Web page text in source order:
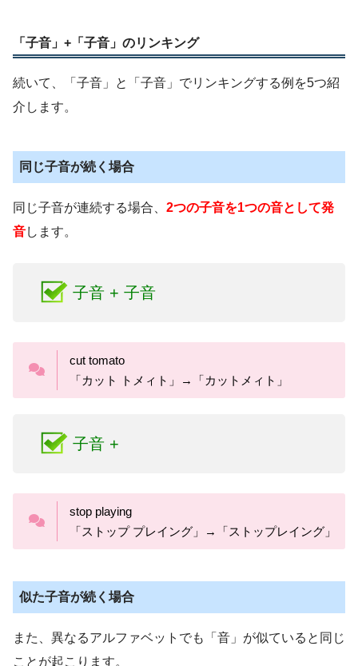
「ギブ アウト」→「ギバウト」
「ア ローフ オブ」→「アローホブ」
s + 母音
This is
「ディス イズ」→「ディスィズ」
th + 母音
Take out
「テイク アウト」→「テイカウト」
t + 母音
「ハング アウト」→「ハンガウト」
g + 母音
sing a song
「シング ア ソング」→「シンガソング」
l + 母音
fall in
「フォール イン」→「フォーリン」
m + 母音
n + 母音
run out
「ラン アウト」→「ランナウト」
「子音」+「子音」のリンキング
続いて、「子音」と「子音」でリンキングする例を5つ紹
介します。
同じ子音が続く場合
同じ子音が連続する場合、 2つの子音を1つの音として発
音します。
子音 + 子音
cut tomato
「カット トメィト」→「カットメィト」
子音 +
stop playing
「ストップ プレイング」→「ストップレイング」
似た子音が続く場合
また、異なるアルファベットでも「音」が似ていると同じ
ことが起こります。